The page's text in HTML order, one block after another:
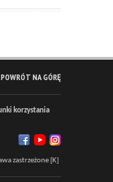
POWRÓT NA GÓRĘ
korzystania
zastrzeżone [K]